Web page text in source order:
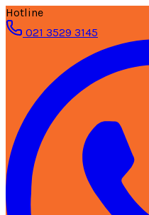
Hotline
021 3529 3145